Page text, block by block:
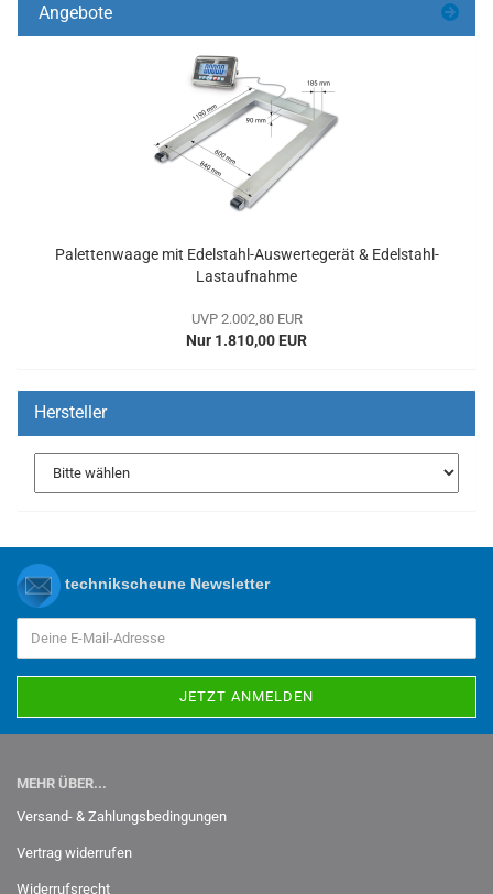
Angebote
Palettenwaage mit Edelstahl-Auswertegerät & Edelstahl-
Lastaufnahme
UVP 2.002,80 EUR
Nur 1.810,00 EUR
Hersteller
technikscheune Newsletter
MEHR ÜBER...
Versand- & Zahlungsbedingungen
Vertrag widerrufen
Widerrufsrecht